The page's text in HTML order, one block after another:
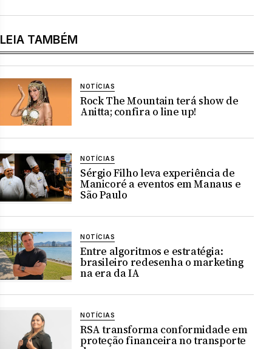
LEIA TAMBÉM
NOTÍCIAS
Rock The Mountain terá show de
Anitta; confira o line up!
NOTÍCIAS
Sérgio Filho leva experiência de
Manicoré a eventos em Manaus e
São Paulo
NOTÍCIAS
Entre algoritmos e estratégia:
brasileiro redesenha o marketing
na era da IA
NOTÍCIAS
RSA transforma conformidade em
proteção financeira no transporte